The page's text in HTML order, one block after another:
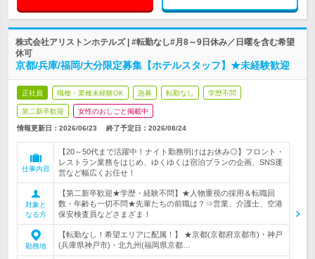
株式会社アリストンホテルズ | #転勤なし#月8～9日休み／日曜を含む希望
休可
京都/兵庫/福岡/大分限定募集【ホテルスタッフ】★未経験歓迎
正社員 職種・業種未経験OK 急募 転勤なし 学歴不問
第二新卒歓迎 女性のおしごと掲載中
情報更新日：2026/06/23 終了予定日： 2026/08/24
仕事内容
【20～50代まで活躍中！ナイト勤務明けはお休み◎】フロント・
レストラン業務をはじめ、ゆくゆくは宿泊プランの企画、SNS運
営など幅広くお任せ！
対象と
なる方
【第二新卒歓迎★学歴・経験不問】★人物重視の採用＆転職回
数・年齢も一切不問★先輩たちの前職は？⇒営業、介護士、空港
保安検査員などさまざま！
勤務地
【転勤なし！希望エリアに配属！】 ★京都(京都府京都市)・神戸
(兵庫県神戸市)・北九州(福岡県京都…